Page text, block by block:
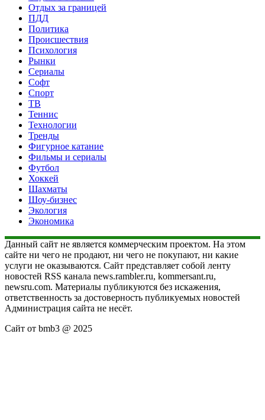
Отдых за границей
ПДД
Политика
Происшествия
Психология
Рынки
Сериалы
Софт
Спорт
ТВ
Теннис
Технологии
Тренды
Фигурное катание
Фильмы и сериалы
Футбол
Хоккей
Шахматы
Шоу-бизнес
Экология
Экономика
Данный сайт не является коммерческим проектом. На этом
сайте ни чего не продают, ни чего не покупают, ни какие
услуги не оказываются. Сайт представляет собой ленту
новостей RSS канала news.rambler.ru, kommersant.ru,
newsru.com. Материалы публикуются без искажения,
ответственность за достоверность публикуемых новостей
Администрация сайта не несёт.
Сайт от bmb3 @ 2025